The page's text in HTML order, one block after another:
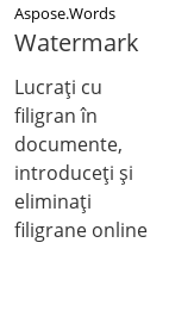
Aspose.Words
Watermark
Lucrați cu
filigran în
documente,
introduceți și
eliminați
filigrane online